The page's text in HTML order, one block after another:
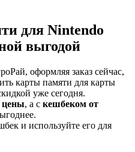
для Nintendo
выгодой
оформляя заказ сейчас,
карты памяти для карты
уже сегодня.
, а с кешбеком от
и используйте его для